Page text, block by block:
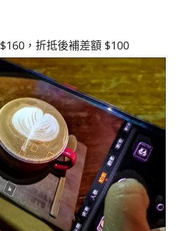
，折抵後補差額 $100